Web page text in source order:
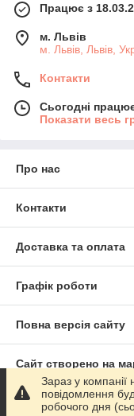
Працює з
м. Львів
м. Львів, Львів,
Контакти
Сьогодні
Показати весь
Про нас
Контакти
Доставка та оплата
Графік роботи
Повна версія сайту
Сайт створено на
Політика
Зараз у
повідомлення
робочого дня